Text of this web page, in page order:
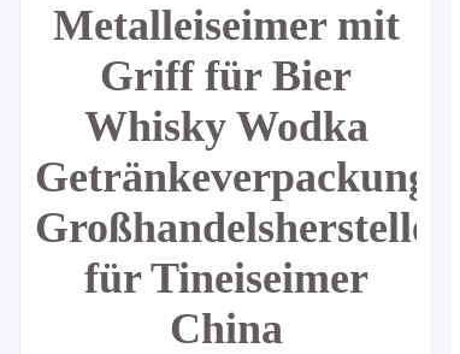
Metalleiseimer mit
Griff für Bier
Whisky Wodka
Getränkeverpackung
Großhandelshersteller
für Tineiseimer
China